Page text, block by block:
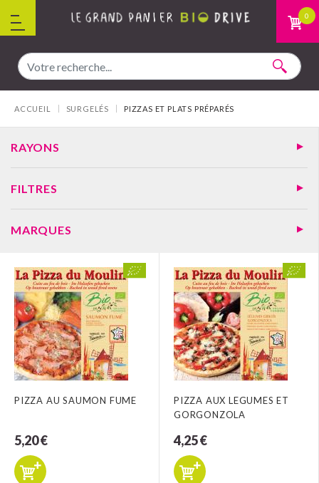
0
ACCUEIL SURGELÉS PIZZAS ET PLATS PRÉPARÉS
RAYONS
FILTRES
MARQUES
PIZZA AU SAUMON FUME
5,20 €
PIZZA AUX LEGUMES ET
GORGONZOLA
4,25 €